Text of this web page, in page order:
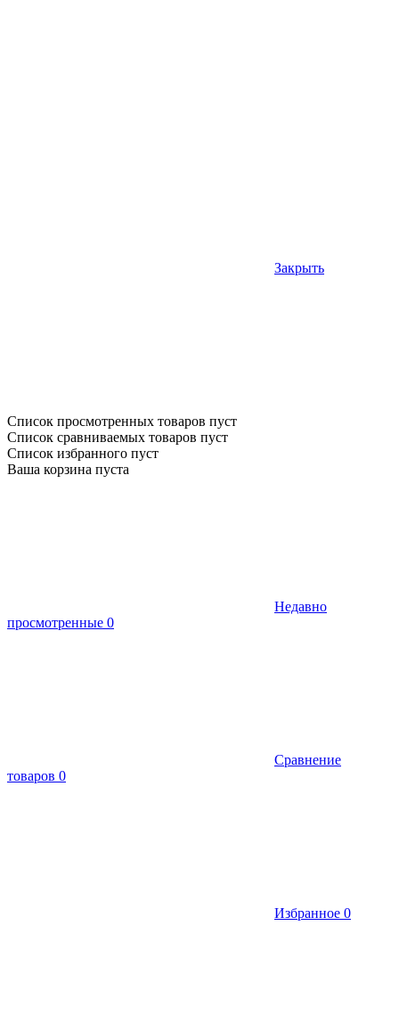
Закрыть
Список просмотренных товаров пуст
Список сравниваемых товаров пуст
Список избранного пуст
Ваша корзина пуста
Недавно
просмотренные 0
Сравнение
товаров 0
Избранное 0